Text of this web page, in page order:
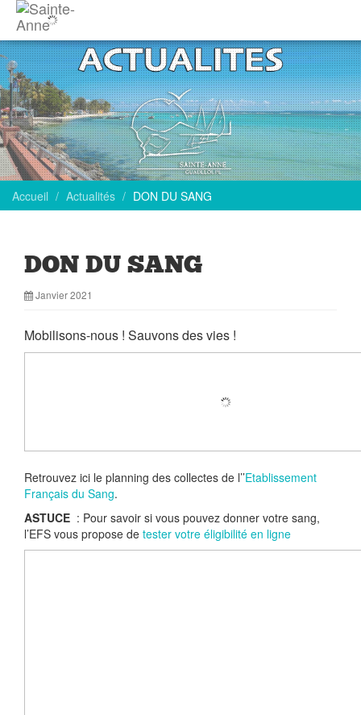
Accueil Actualités DON DU SANG
DON DU SANG
Janvier 2021
Mobilisons-nous ! Sauvons des vies !
Retrouvez ici le planning des collectes de l’’Etablissement
Français du Sang.
ASTUCE : Pour savoir si vous pouvez donner votre sang,
l’EFS vous propose de tester votre éligibilité en ligne